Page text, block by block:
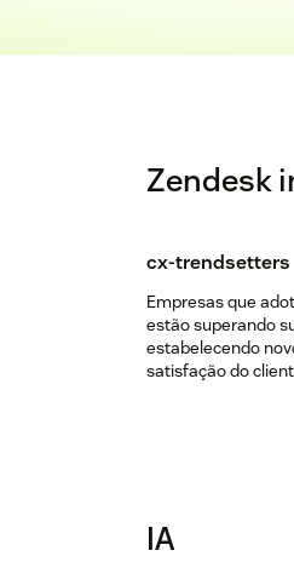
Zendesk
cx-trendsetters
Empresas que
estão superando
estabelecendo
satisfação do
IA